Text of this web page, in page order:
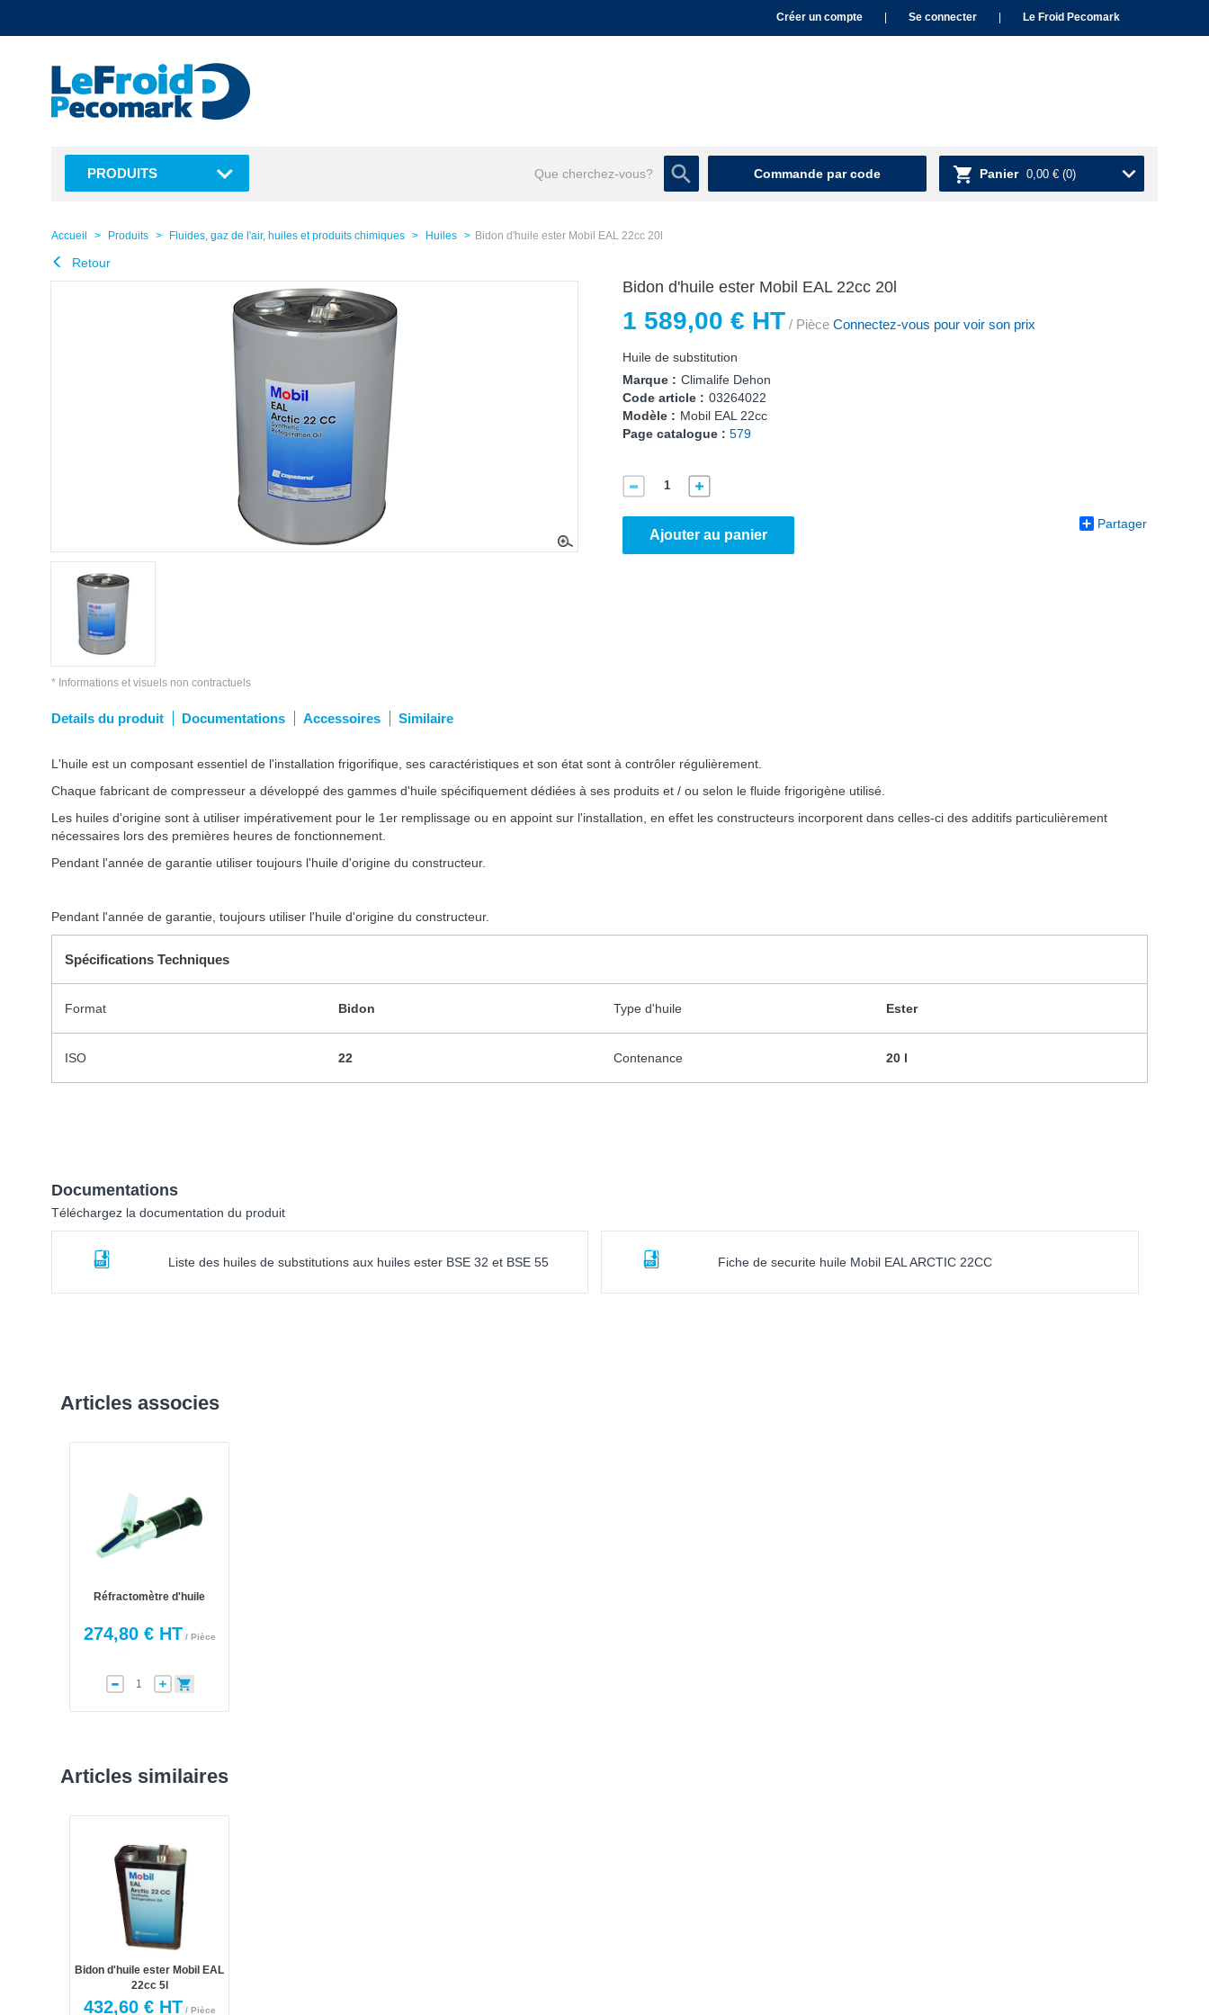
Créer un compte Se connecter Le Froid Pecomark
Commande par code Panier 0,00 € (0)
PRODUITS
Accueil Produits Fluides, gaz de l'air, huiles et produits chimiques Huiles Bidon d'huile ester Mobil EAL 22cc 20l
Retour
* Informations et visuels non contractuels
Details du produit Documentations Accessoires Similaire
Bidon d'huile ester Mobil EAL 22cc 20l
1 589,00 € HT / Pièce Connectez-vous pour voir son prix
Huile de substitution
Marque : Climalife Dehon
Code article : 03264022
Modèle : Mobil EAL 22cc
Page catalogue : 579
Ajouter au panier
Partager
L'huile est un composant essentiel de l'installation frigorifique, ses caractéristiques et son état sont à contrôler régulièrement.
Chaque fabricant de compresseur a développé des gammes d'huile spécifiquement dédiées à ses produits et / ou selon le fluide frigorigène utilisé.
Les huiles d'origine sont à utiliser impérativement pour le 1er remplissage ou en appoint sur l'installation, en effet les constructeurs incorporent dans celles-ci des additifs particulièrement
nécessaires lors des premières heures de fonctionnement.
Pendant l'année de garantie utiliser toujours l'huile d'origine du constructeur.
Pendant l'année de garantie, toujours utiliser l'huile d'origine du constructeur.
Spécifications Techniques
Format Bidon Type d'huile Ester
ISO 22 Contenance 20 l
Documentations
Téléchargez la documentation du produit
Liste des huiles de substitutions aux huiles ester BSE 32 et BSE 55 Fiche de securite huile Mobil EAL ARCTIC 22CC
Articles associes
Réfractomètre d'huile
274,80 € HT / Pièce
Articles similaires
Bidon d'huile ester Mobil EAL
22cc 5l
432,60 € HT / Pièce